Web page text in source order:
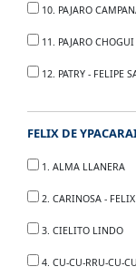
10. PAJARO CAMPANA -
11. PAJARO CHOGUI -
12. PATRY - FELIPE
FELIX DE
1. ALMA LLANERA
2. CARINOSA -
3. CIELITO LINDO
4. CU-CU-RRU-CU-